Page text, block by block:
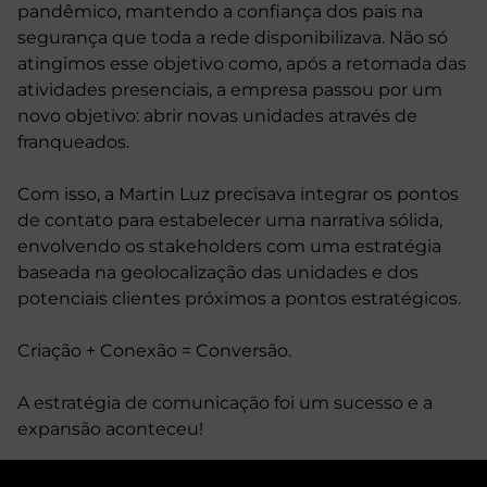
pandêmico, mantendo a confiança dos pais na
segurança que toda a rede disponibilizava. Não só
atingimos esse objetivo como, após a retomada das
atividades presenciais, a empresa passou por um
novo objetivo: abrir novas unidades através de
franqueados.
Com isso, a Martin Luz precisava integrar os pontos
de contato para estabelecer uma narrativa sólida,
envolvendo os stakeholders com uma estratégia
baseada na geolocalização das unidades e dos
potenciais clientes próximos a pontos estratégicos.
Criação + Conexão = Conversão.
A estratégia de comunicação foi um sucesso e a
expansão aconteceu!